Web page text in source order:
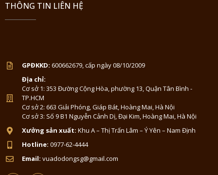
THÔNG TIN LIÊN HỆ
GPĐKKD: 600662679, cấp ngày 08/10/2009
Địa chỉ:
Cơ sở 1: 353 Đường Cộng Hòa, phường 13, Quận Tân Bình -
TP.HCM
Cơ sở 2: 663 Giải Phóng, Giáp Bát, Hoàng Mai, Hà Nội
Cơ sở 3: Số 9 B1 Nguyễn Cảnh Dị, Đại Kim, Hoàng Mai, Hà Nội
Xưởng sản xuất: Khu A – Thị Trấn Lâm – Ý Yên – Nam Định
Hotline: 0977-62-4444
Email: vuadodongsg@gmail.com